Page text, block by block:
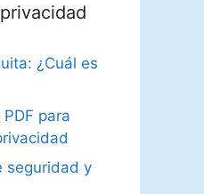
¿Cuál es
para
seguridad y